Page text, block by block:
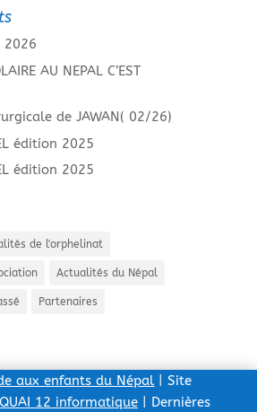
2026
AU NEPAL C’EST
de JAWAN( 02/26)
édition 2025
édition 2025
de l'orphelinat
Actualités du Népal
Partenaires
aux enfants du Népal
| Site
QUAI 12 informatique | Dernières